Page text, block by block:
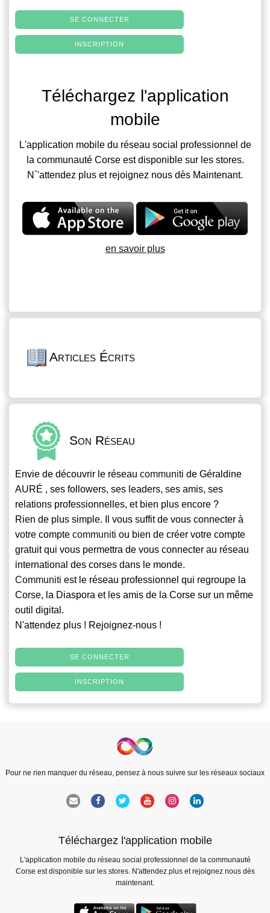
SE CONNECTER
INSCRIPTION
Téléchargez l'application
mobile
L'application mobile du réseau social professionnel de
la communauté Corse est disponible sur les stores.
N`'attendez plus et rejoignez nous dès Maintenant.
en savoir plus
Articles Écrits
Son Réseau
Envie de découvrir le réseau communiti de Géraldine
AURÉ , ses followers, ses leaders, ses amis, ses
relations professionnelles, et bien plus encore ?
Rien de plus simple. Il vous suffit de vous connecter à
votre compte communiti ou bien de créer votre compte
gratuit qui vous permettra de vous connecter au réseau
international des corses dans le monde.
Communiti est le réseau professionnel qui regroupe la
Corse, la Diaspora et les amis de la Corse sur un même
outil digital.
N'attendez plus ! Rejoignez-nous !
SE CONNECTER
INSCRIPTION
Pour ne rien manquer du réseau, pensez à nous suivre sur les réseaux sociaux
Téléchargez l'application mobile
L'application mobile du réseau social professionnel de la communauté
Corse est disponible sur les stores. N'attendez plus et rejoignez nous dès
maintenant.